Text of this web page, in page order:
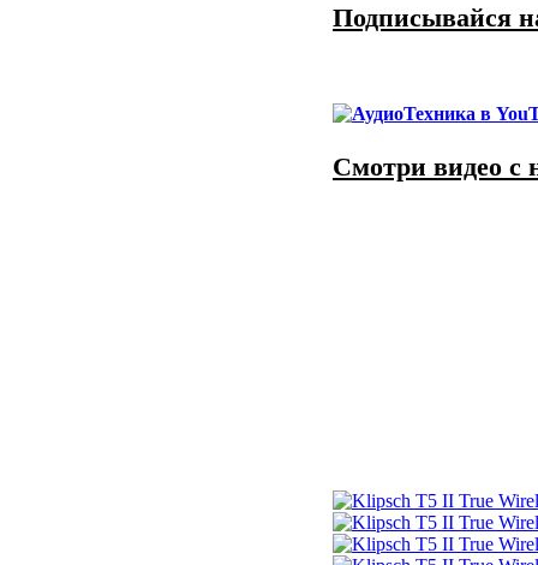
Подписывайся
Смотри видео с